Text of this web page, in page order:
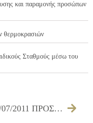
και παραμονής προσώπων
θερμοκρασιών
Σταθμούς μέσω του
04/07/2011 ΠΡΟΣΚΛΗΣΗ ΔΗΜΟΤΙΚΟΥ ΣΥΜΒΟΥΛΙΟΥ ΓΙΑ ΤΗΝ 07/07/2011